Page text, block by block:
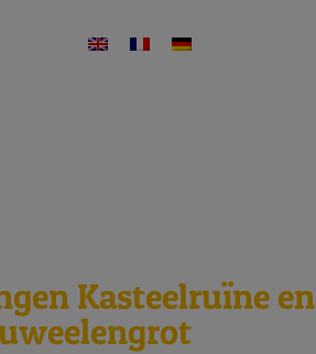
Kasteelruïne en